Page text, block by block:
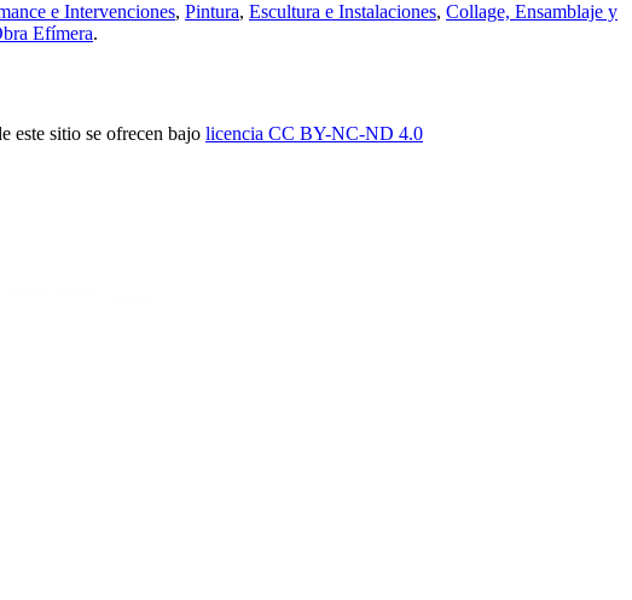
e Intervenciones, Pintura, Escultura e Instalaciones, Collage, Ensamblaje y
Efímera.
este sitio se ofrecen bajo licencia CC BY-NC-ND 4.0